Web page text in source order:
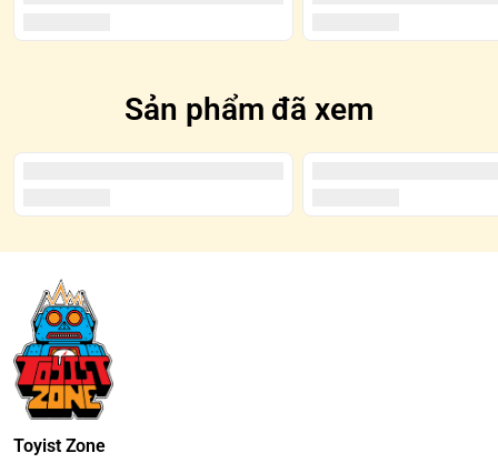
Sản phẩm đã xem
Toyist Zone